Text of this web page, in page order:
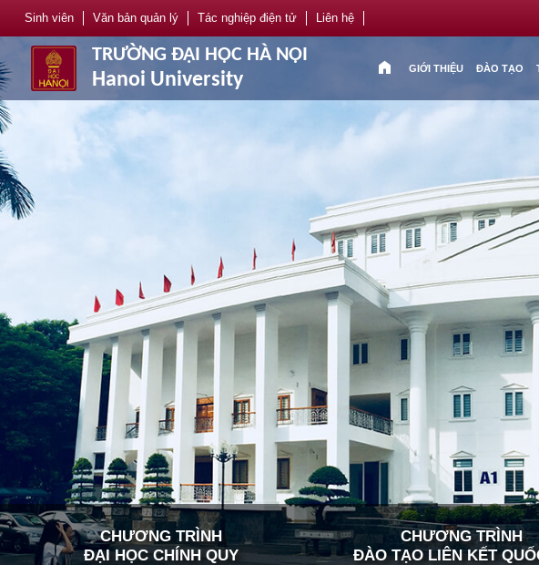
Sinh viên Văn bản quản lý Tác nghiệp điện tử Liên hệ
TRƯỜNG ĐẠI HỌC HÀ NỘI
Hanoi University
home GIỚI THIỆU ĐÀO TẠO
CHƯƠNG TRÌNH
ĐẠI HỌC CHÍNH QUY
CHƯƠNG TRÌNH
ĐÀO TẠO LIÊN KẾT